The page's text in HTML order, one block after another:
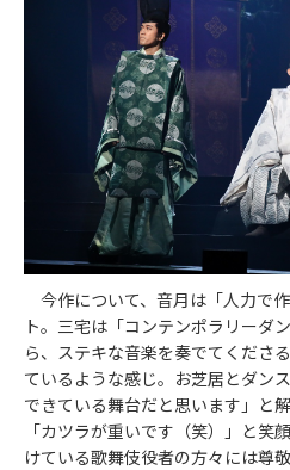
今作について、音月は「人力で
ト。三宅は「コンテンポラリーダ
ら、ステキな音楽を奏でてくださ
ているような感じ。お芝居とダン
できている舞台だと思います」と
「カツラが重いです（笑）」と笑
けている歌舞伎役者の方々には尊